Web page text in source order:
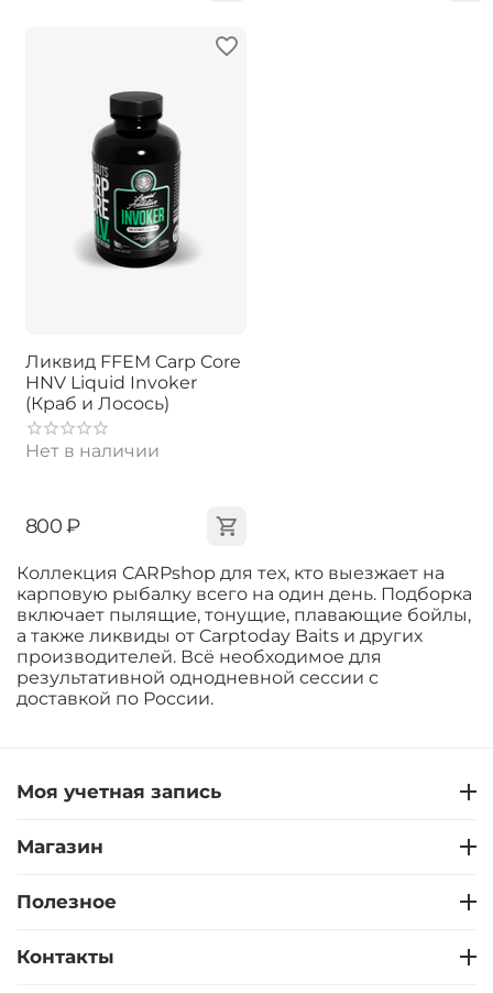
Коллекция CARPshop для тех, кто выезжает на
карповую рыбалку всего на один день. Подборка
включает пылящие, тонущие, плавающие бойлы,
а также ликвиды от Carptoday Baits и других
производителей. Всё необходимое для
результативной однодневной сессии с
доставкой по России.
Ликвид FFEM Carp Core
HNV Liquid Invoker
(Краб и Лосось)
Нет в наличии
‍800‍ ₽
Моя учетная запись
Магазин
Полезное
Контакты